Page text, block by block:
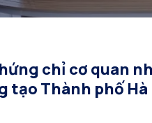
chỉ cơ quan
tạo Thành phố Hà